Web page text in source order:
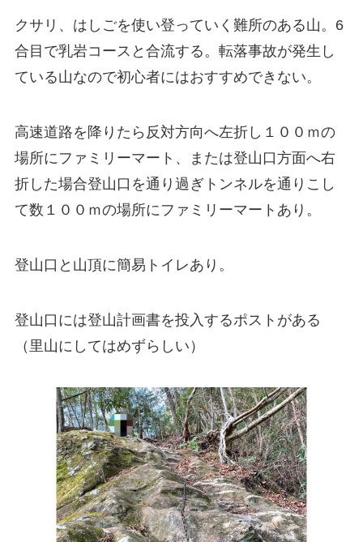
クサリ、はしごを使い登っていく難所のある山。6
合目で乳岩コースと合流する。転落事故が発生し
ている山なので初心者にはおすすめできない。
高速道路を降りたら反対方向へ左折し１００ｍの
場所にファミリーマート、または登山口方面へ右
折した場合登山口を通り過ぎトンネルを通りこし
て数１００ｍの場所にファミリーマートあり。
登山口と山頂に簡易トイレあり。
登山口には登山計画書を投入するポストがある
（里山にしてはめずらしい）